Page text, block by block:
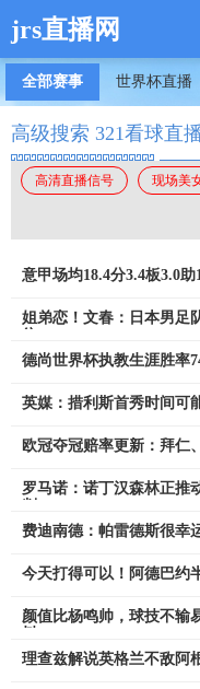
jrs直播网
全部赛事 世界杯直播
高级搜索 321看球直
高清直播信号 现场美
意甲场均18.4分3.4板3.0
姐弟恋！文春：日本男足
德尚世界杯执教生涯胜率
英媒：措利斯首秀时间可
欧冠夺冠赔率更新：拜仁
罗马诺：诺丁汉森林正推
费迪南德：帕雷德斯很幸
今天打得可以！阿德巴约
颜值比杨鸣帅，球技不输
理查兹解说英格兰不敌阿